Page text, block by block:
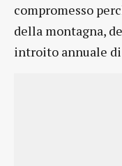
compromesso
della montagna,
introito annuale